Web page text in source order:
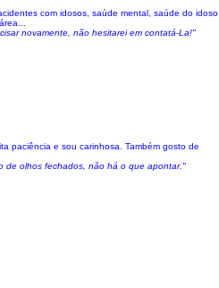
com idosos, saúde mental, saúde do idoso,
novamente, não hesitarei em contatá-La!"
paciência e sou carinhosa. Também gosto de
de olhos fechados, não há o que apontar."